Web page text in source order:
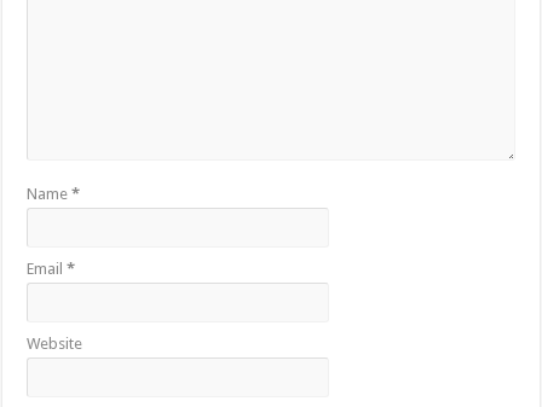
Name*
Email*
Website